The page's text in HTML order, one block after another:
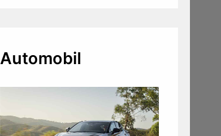
Automobil